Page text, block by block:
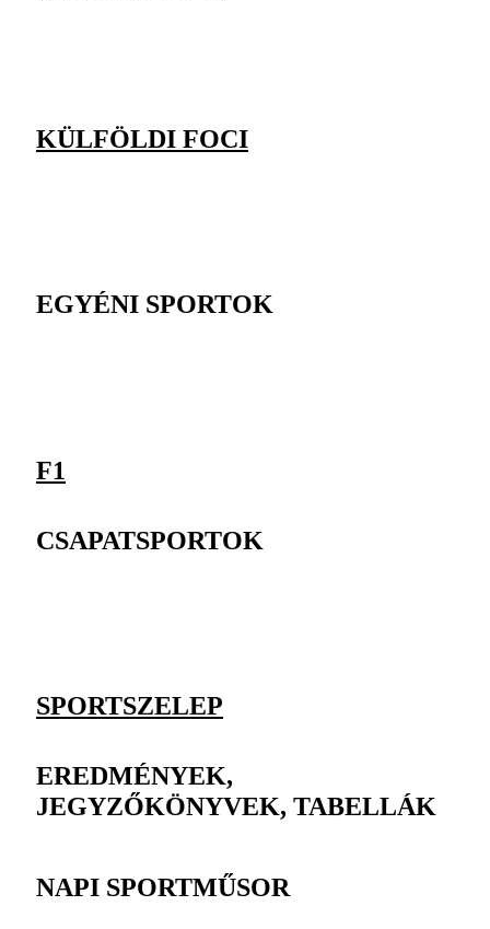
KÜLFÖLDI FOCI
EGYÉNI SPORTOK
F1
CSAPATSPORTOK
SPORTSZELEP
EREDMÉNYEK,
JEGYZŐKÖNYVEK, TABELLÁK
NAPI SPORTMŰSOR